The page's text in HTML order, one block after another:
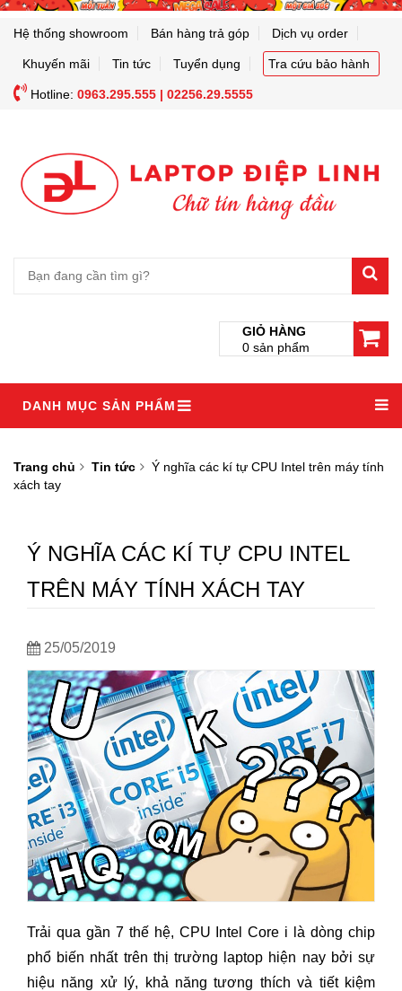
Hệ thống showroom Bán hàng trả góp Dịch vụ order
Khuyến mãi Tin tức Tuyển dụng Tra cứu bảo hành
Hotline: 0963.295.555 | 02256.29.5555
GIỎ HÀNG
0 sản phẩm
DANH MỤC SẢN PHẨM
Trang chủ Tin tức
Ý nghĩa các kí tự CPU Intel trên máy tính
xách tay
Ý NGHĨA CÁC KÍ TỰ CPU INTEL
TRÊN MÁY TÍNH XÁCH TAY
25/05/2019
Trải qua gần 7 thế hệ, CPU Intel Core i là dòng chip
phổ biến nhất trên thị trường laptop hiện nay bởi sự
hiệu năng xử lý, khả năng tương thích và tiết kiệm